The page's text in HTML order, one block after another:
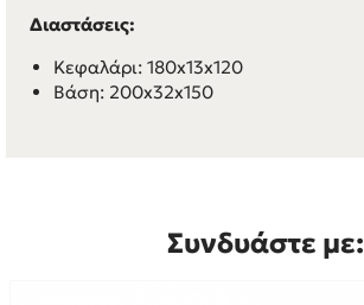
Διαστάσεις:
Κεφαλάρι: 180x13x120
Βάση: 200x32x150
Συνδυάστε με: